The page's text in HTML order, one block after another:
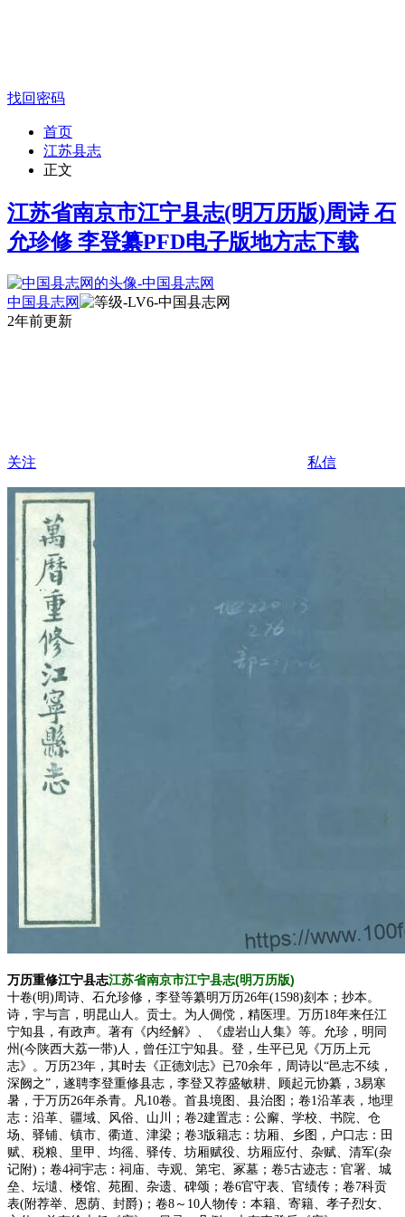
找回密码
首页
江苏县志
正文
江苏省南京市江宁县志(明万历版)周诗 石
允珍修 李登纂PFD电子版地方志下载
中国县志网
2年前更新
关注 私信
万历重修江宁县志江苏省南京市江宁县志(明万历版)
十卷(明)周诗、石允珍修，李登等纂明万历26年(1598)刻本；抄本。
诗，宇与言，明昆山人。贡士。为人倜傥，精医理。万历18年来任江
宁知县，有政声。著有《内经解》、《虚岩山人集》等。允珍，明同
州(今陕西大荔一带)人，曾任江宁知县。登，生平已见《万历上元
志》。万历23年，其时去《正德刘志》已70余年，周诗以“邑志不续，
深阙之”，遂聘李登重修县志，李登又荐盛敏耕、顾起元协纂，3易寒
暑，于万历26年杀青。凡10卷。首县境图、县治图；卷1沿革表，地理
志：沿革、疆域、风俗、山川；卷2建置志：公廨、学校、书院、仓
场、驿铺、镇市、衢道、津梁；卷3版籍志：坊厢、乡图，户口志：田
赋、税粮、里甲、均徭、驿传、坊厢赋役、坊厢应付、杂赋、清军(杂
记附)；卷4祠宇志：祠庙、寺观、第宅、冢墓；卷5古迹志：官署、城
垒、坛壝、楼馆、苑囿、杂遗、碑颂；卷6官守表、官绩传；卷7科贡
表(附荐举、恩荫、封爵)；卷8～10人物传：本籍、寄籍、孝子烈女、